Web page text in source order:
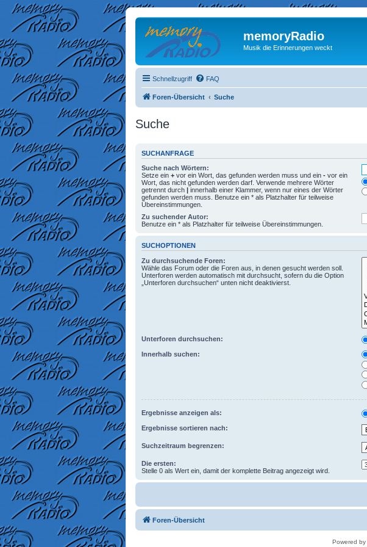
memoryRadio
Musik die Erinnerungen weckt
Schnellzugriff FAQ
Foren-Übersicht Suche
Suche
SUCHANFRAGE
Suche nach Wörtern:
Setze ein + vor ein Wort, das gefunden werden muss und ein - vor ein
Wort, das nicht gefunden werden darf. Verwende mehrere Wörter
getrennt durch | innerhalb einer Klammer, wenn nur eines der Wörter
gefunden werden muss. Benutze ein * als Platzhalter für teilweise
Übereinstimmungen.
Zu suchender Autor:
Benutze ein * als Platzhalter für teilweise Übereinstimmungen.
SUCHOPTIONEN
Zu durchsuchende Foren:
Wähle das Forum oder die Foren aus, in denen gesucht werden soll.
Unterforen werden automatisch mit durchsucht, sofern du die Option
„Unterforen durchsuchen“ unten nicht deaktivierst.
Unterforen durchsuchen:
Innerhalb suchen:
Ergebnisse anzeigen als:
Ergebnisse sortieren nach:
Suchzeitraum begrenzen:
Die ersten:
Stelle 0 als Wert ein, damit der komplette Beitrag angezeigt wird.
Foren-Übersicht
Powered by